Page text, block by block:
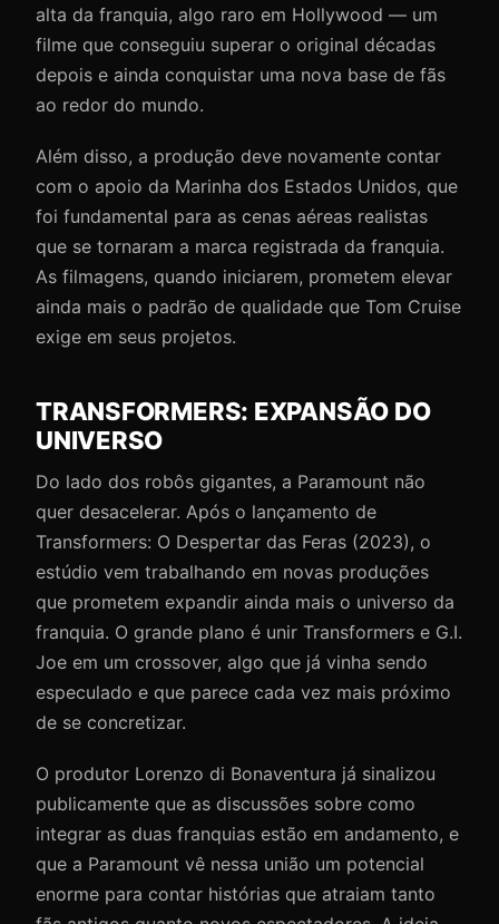
alta da franquia, algo raro em Hollywood — um
filme que conseguiu superar o original décadas
depois e ainda conquistar uma nova base de fãs
ao redor do mundo.
Além disso, a produção deve novamente contar
com o apoio da Marinha dos Estados Unidos, que
foi fundamental para as cenas aéreas realistas
que se tornaram a marca registrada da franquia.
As filmagens, quando iniciarem, prometem elevar
ainda mais o padrão de qualidade que Tom Cruise
exige em seus projetos.
TRANSFORMERS: EXPANSÃO DO
UNIVERSO
Do lado dos robôs gigantes, a Paramount não
quer desacelerar. Após o lançamento de
Transformers: O Despertar das Feras (2023), o
estúdio vem trabalhando em novas produções
que prometem expandir ainda mais o universo da
franquia. O grande plano é unir Transformers e G.I.
Joe em um crossover, algo que já vinha sendo
especulado e que parece cada vez mais próximo
de se concretizar.
O produtor Lorenzo di Bonaventura já sinalizou
publicamente que as discussões sobre como
integrar as duas franquias estão em andamento, e
que a Paramount vê nessa união um potencial
enorme para contar histórias que atraiam tanto